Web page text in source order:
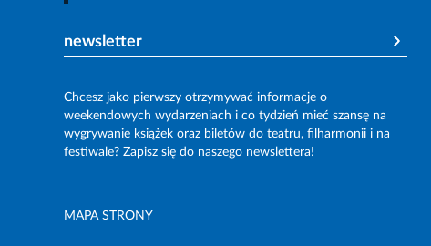
newsletter
Chcesz jako pierwszy otrzymywać informacje o
weekendowych wydarzeniach i co tydzień mieć szansę na
wygrywanie książek oraz biletów do teatru, filharmonii i na
festiwale? Zapisz się do naszego newslettera!
MAPA STRONY